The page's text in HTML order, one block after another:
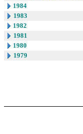
1984
1983
1982
1981
1980
1979